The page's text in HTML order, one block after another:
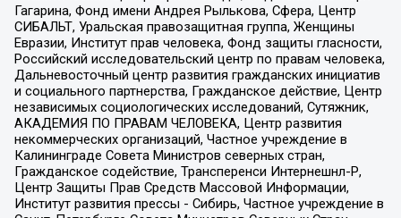
Гагарина, Фонд имени Андрея Рылькова, Сфера, Центр
СИБАЛЬТ, Уральская правозащитная группа, Женщины
Евразии, Институт прав человека, Фонд защиты гласности,
Российский исследовательский центр по правам человека,
Дальневосточный центр развития гражданских инициатив
и социального партнерства, Гражданское действие, Центр
независимых социологических исследований, Сутяжник,
АКАДЕМИЯ ПО ПРАВАМ ЧЕЛОВЕКА, Центр развития
некоммерческих организаций, Частное учреждение в
Калининграде Совета Министров северных стран,
Гражданское содействие, Трансперенси Интернешнл-Р,
Центр Защиты Прав Средств Массовой Информации,
Институт развития прессы - Сибирь, Частное учреждение в